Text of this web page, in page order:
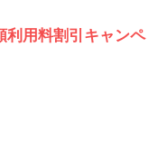
利用料割引キャンペ